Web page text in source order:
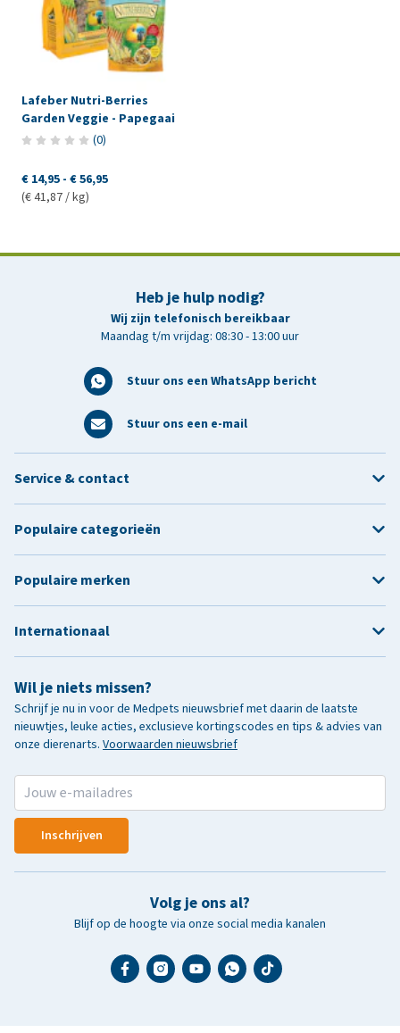
Lafeber Nutri-Berries
Garden Veggie - Papegaai
(0)
€ 14,95 - € 56,95
(€ 41,87 / kg)
Heb je hulp nodig?
Wij zijn telefonisch bereikbaar
Maandag t/m vrijdag: 08:30 - 13:00 uur
Stuur ons een WhatsApp bericht
Stuur ons een e-mail
Wil je niets missen?
Schrijf je nu in voor de Medpets nieuwsbrief met daarin de laatste
nieuwtjes, leuke acties, exclusieve kortingscodes en tips & advies van
onze dierenarts. Voorwaarden nieuwsbrief
Inschrijven
Volg je ons al?
Blijf op de hoogte via onze social media kanalen
Service & contact
Populaire categorieën
Populaire merken
Internationaal